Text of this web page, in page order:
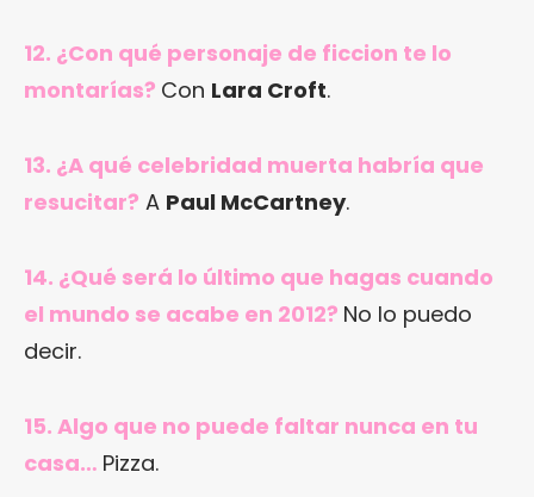
12. ¿Con qué personaje de ficcion te lo
montarías? Con Lara Croft.
13. ¿A qué celebridad muerta habría que
resucitar? A Paul McCartney.
14. ¿Qué será lo último que hagas cuando
el mundo se acabe en 2012? No lo puedo
decir.
15. Algo que no puede faltar nunca en tu
casa… Pizza.